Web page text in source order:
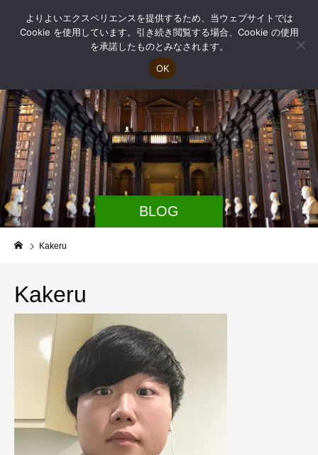
BLOG
Kakeru
Kakeru
よりよいエクスペリエンスを提供するため、当ウェブサイトでは
Cookie を使用しています。引き続き閲覧する場合、Cookie の使用
を承諾したものとみなされます。
OK